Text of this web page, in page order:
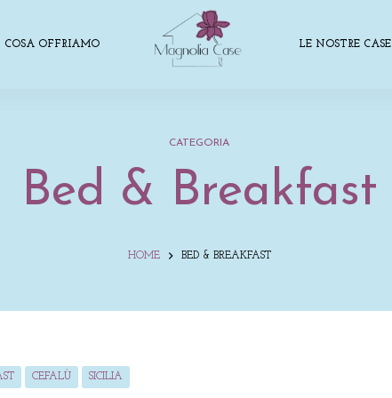
COSA OFFRIAMO LE NOSTRE CASE
CATEGORIA
Bed & Breakfast
HOME BED & BREAKFAST
CEFALÙ SICILIA